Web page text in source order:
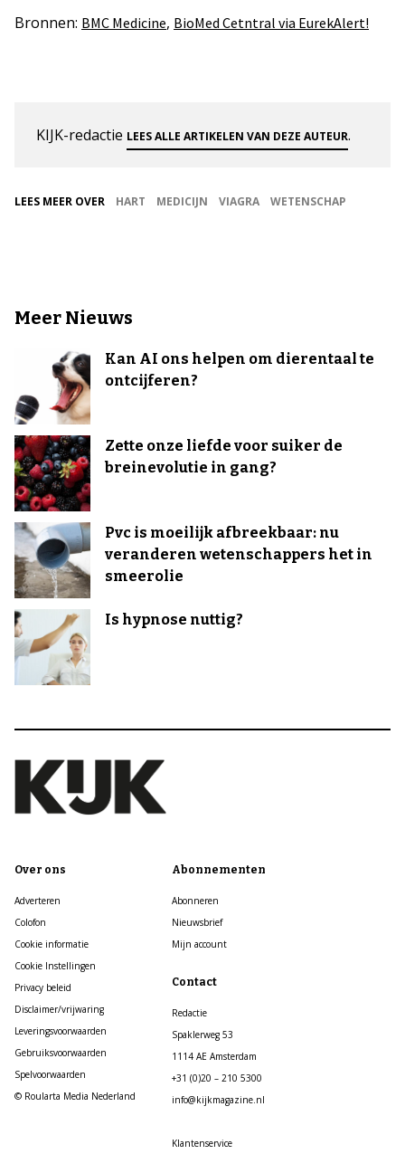
Bronnen: BMC Medicine, BioMed Cetntral via EurekAlert!
KIJK-redactie LEES ALLE ARTIKELEN VAN DEZE AUTEUR.
LEES MEER OVER HART MEDICIJN VIAGRA WETENSCHAP
Meer Nieuws
Kan AI ons helpen om dierentaal te
ontcijferen?
Zette onze liefde voor suiker de
breinevolutie in gang?
Pvc is moeilijk afbreekbaar: nu
veranderen wetenschappers het in
smeerolie
Is hypnose nuttig?
Over ons
Adverteren
Colofon
Cookie informatie
Cookie Instellingen
Privacy beleid
Disclaimer/vrijwaring
Leveringsvoorwaarden
Gebruiksvoorwaarden
Spelvoorwaarden
© Roularta Media Nederland
Abonnementen
Abonneren
Nieuwsbrief
Mijn account
Contact
Redactie
Spaklerweg 53
1114 AE Amsterdam
+31 (0)20 – 210 5300
info@kijkmagazine.nl
Klantenservice